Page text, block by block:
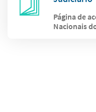
Página de
Nacionais